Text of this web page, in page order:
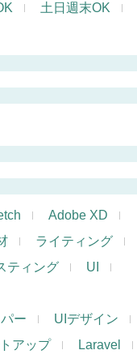
土日週末OK
Adobe XD
ライティング
ティング
UI
ー
UIデザイン
アップ
Laravel